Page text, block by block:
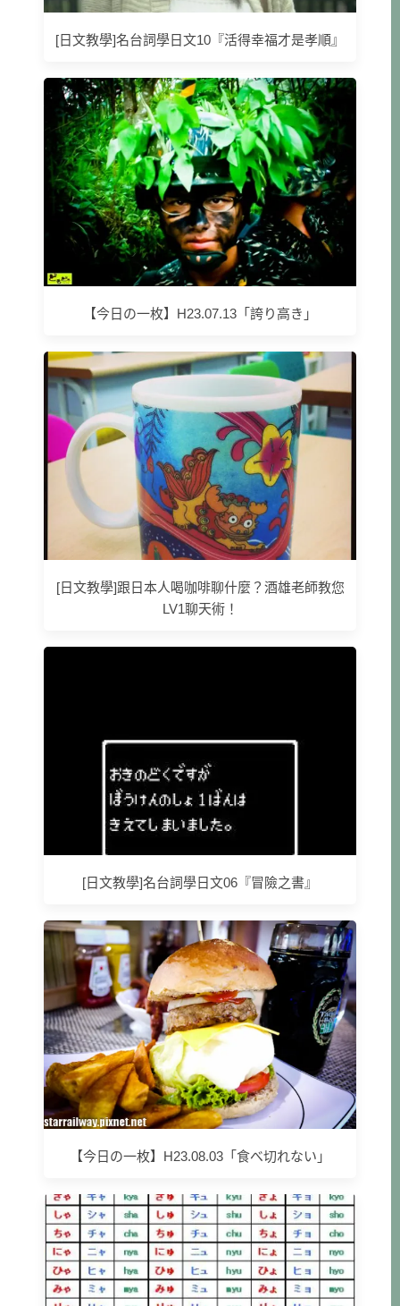
[日文教學]名台詞學日文10『活得幸福才是孝順』
【今日の一枚】H23.07.13「誇り高き」
[日文教學]跟日本人喝咖啡聊什麼？酒雄老師教您
LV1聊天術！
[日文教學]名台詞學日文06『冒險之書』
【今日の一枚】H23.08.03「食べ切れない」